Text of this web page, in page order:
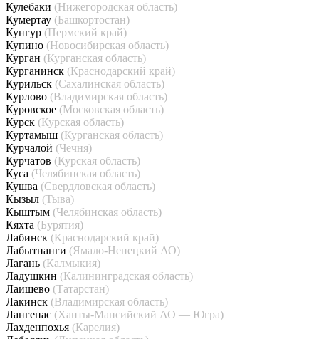
Кулебаки (Нижегородская область)
Кумертау (Башкортостан)
Кунгур (Пермский край)
Купино (Новосибирская область)
Курган (Курганская область)
Курганинск (Краснодарский край)
Курильск (Сахалинская область)
Курлово (Владимирская область)
Куровское (Московская область)
Курск (Курская область)
Куртамыш (Курганская область)
Курчалой (Чечня)
Курчатов (Курская область)
Куса (Челябинская область)
Кушва (Свердловская область)
Кызыл (Тыва)
Кыштым (Челябинская область)
Кяхта (Бурятия)
Лабинск (Краснодарский край)
Лабытнанги (Ямало-Ненецкий АО)
Лагань (Калмыкия)
Ладушкин (Калининградская область)
Лаишево (Татарстан)
Лакинск (Владимирская область)
Лангепас (Ханты-Мансийский АО — Югра)
Лахденпохья (Карелия)